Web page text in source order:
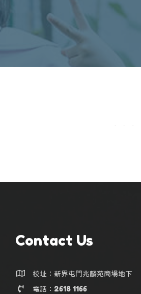
Contact Us
校址：新界屯門兆麟苑商場地下
電話：2618 1166